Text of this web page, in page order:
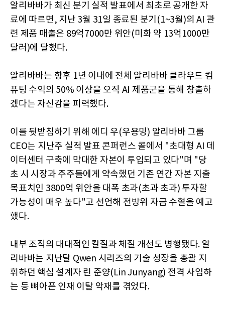
알리바바가 최신 분기 실적 발표에서 최초로 공개한 자
료에 따르면, 지난 3월 31일 종료된 분기(1~3월)의 AI 관
련 제품 매출은 89억7000만 위안(미화 약 13억1000만
달러)에 달했다.
알리바바는 향후 1년 이내에 전체 알리바바 클라우드 컴
퓨팅 수익의 50% 이상을 오직 AI 제품군을 통해 창출하
겠다는 자신감을 피력했다.
이를 뒷받침하기 위해 에디 우(우용밍) 알리바바 그룹
CEO는 지난주 실적 발표 콘퍼런스 콜에서 "초대형 AI 데
이터센터 구축에 막대한 자본이 투입되고 있다"며 "당
초 시 시장과 주주들에게 약속했던 기존 연간 자본 지출
목표치인 3800억 위안을 대폭 초과(초과 초과) 투자할
가능성이 매우 높다"고 선언해 전방위 자금 수혈을 예고
했다.
내부 조직의 대대적인 칼질과 체질 개선도 병행됐다. 알
리바바는 지난달 Qwen 시리즈의 기술 성장을 총괄 지
휘하던 핵심 설계자 린 준양(Lin Junyang) 전격 사임하
는 등 뼈아픈 인재 이탈 악재를 겪었다.